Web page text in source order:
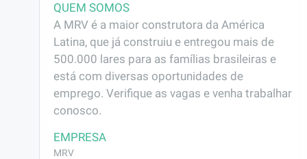
QUEM SOMOS
A MRV é a maior construtora da América
Latina, que já construiu e entregou mais de
500.000 lares para as famílias brasileiras e
está com diversas oportunidades de
emprego. Verifique as vagas e venha trabalhar
conosco.
EMPRESA
MRV